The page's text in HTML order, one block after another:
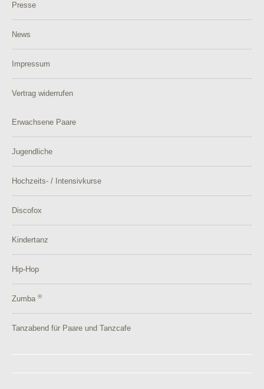
Presse
News
Impressum
Vertrag widerrufen
Erwachsene Paare
Jugendliche
Hochzeits- / Intensivkurse
Discofox
Kindertanz
Hip-Hop
Zumba ®
Tanzabend für Paare und Tanzcafe